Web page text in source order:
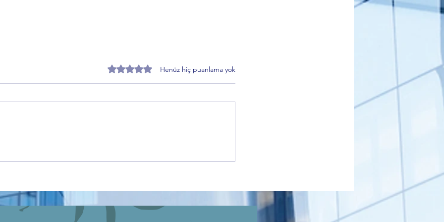
Güvenpark'taki şehit aileleri ve
5 üzerinden 0 yıldızHenüz hiç puanlama yok